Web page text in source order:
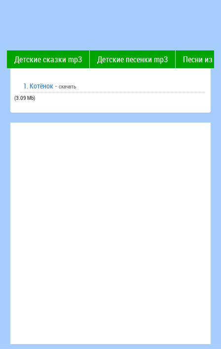
Детские сказки mp3 Детские песенки mp3
Песни из
1. Котёнок - скачать
(3.09 Mb)